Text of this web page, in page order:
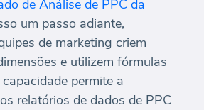
de Análise de PPC da
um passo adiante,
de marketing criem
e utilizem fórmulas
permite a
relatórios de dados de PPC